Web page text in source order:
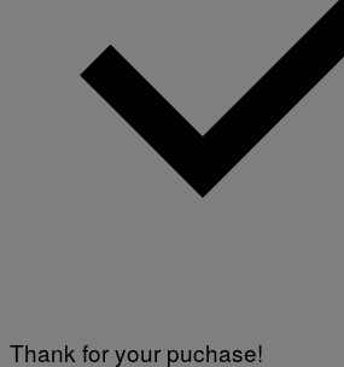
Thank for your puchase!